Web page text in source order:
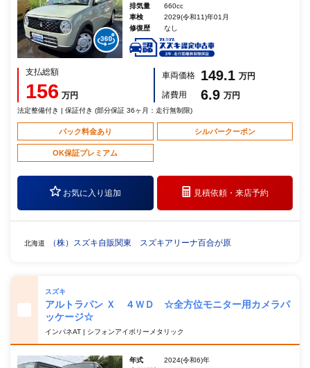
排気量
660cc
車検
2029(令和11)年01月
修復歴
なし
支払総額
156 万円
車両価格 149.1 万円
諸費用
6.9 万円
法定整備付き | 保証付き (部分保証 36ヶ月：走行無制限)
パック料金あり シルバークーポン
OK保証プレミアム
お気に入り追加 見積依頼・来店予約
北海道 （株）スズキ自販関東 スズキアリーナ百合が原
スズキ
アルトラパン Ｘ ４ＷＤ ☆全方位モニター用カメラパ
ッケージ☆
インパネAT | シフォンアイボリーメタリック
年式
2024(令和6)年